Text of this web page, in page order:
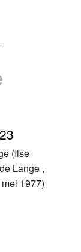
(Ilse
Lange ,
1977)